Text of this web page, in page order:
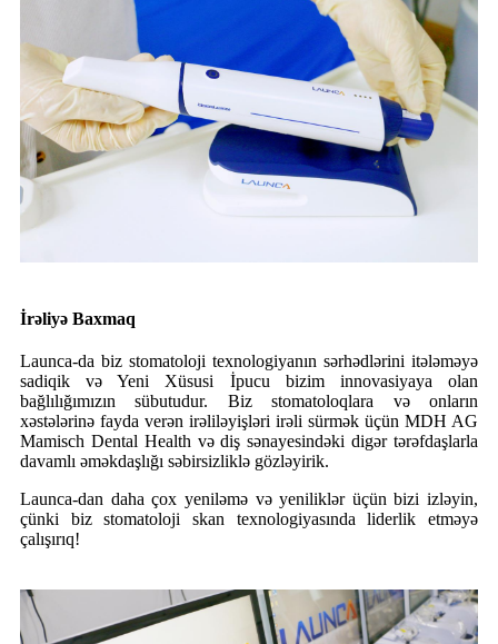
İrəliyə Baxmaq
Launca-da biz stomatoloji texnologiyanın sərhədlərini itələməyə
sadiqik və Yeni Xüsusi İpucu bizim innovasiyaya olan
bağlılığımızın sübutudur. Biz stomatoloqlara və onların
xəstələrinə fayda verən irəliləyişləri irəli sürmək üçün MDH AG
Mamisch Dental Health və diş sənayesindəki digər tərəfdaşlarla
davamlı əməkdaşlığı səbirsizliklə gözləyirik.
Launca-dan daha çox yeniləmə və yeniliklər üçün bizi izləyin,
çünki biz stomatoloji skan texnologiyasında liderlik etməyə
çalışırıq!